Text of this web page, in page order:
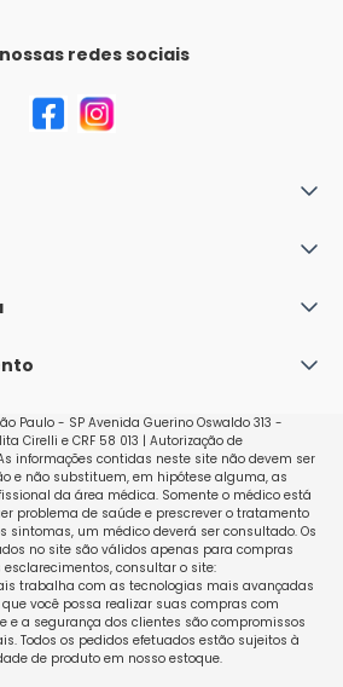
redes sociais
Paulo - SP Avenida Guerino Oswaldo 313 -
Cirelli e CRF 58 013 | Autorização de
informações contidas neste site não devem ser
e não substituem, em hipótese alguma, as
da área médica. Somente o médico está
problema de saúde e prescrever o tratamento
sintomas, um médico deverá ser consultado. Os
no site são válidos apenas para compras
consultar o site:
trabalha com as tecnologias mais avançadas
você possa realizar suas compras com
e a segurança dos clientes são compromissos
Todos os pedidos efetuados estão sujeitos à
de produto em nosso estoque.